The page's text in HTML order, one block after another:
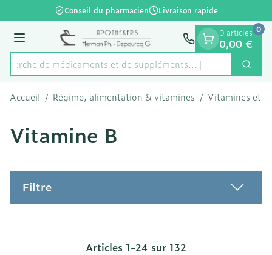
Aller au contenu
1 de 1
Conseil du pharmacien Livraison rapide
Menu
Rechercher
Recherche de médicaments e
0 articles
0,00 €
0
Accueil / Régime, alimentation & vitamines / Vitamines et
Vitamine B
Filtre
Articles 1-24 sur 132